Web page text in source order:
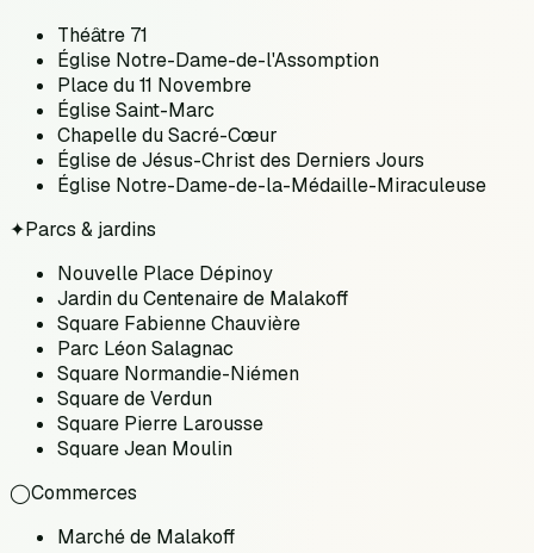
Théâtre 71
Église Notre-Dame-de-l'Assomption
Place du 11 Novembre
Église Saint-Marc
Chapelle du Sacré-Cœur
Église de Jésus-Christ des Derniers Jours
Église Notre-Dame-de-la-Médaille-Miraculeuse
✦Parcs & jardins
Nouvelle Place Dépinoy
Jardin du Centenaire de Malakoff
Square Fabienne Chauvière
Parc Léon Salagnac
Square Normandie-Niémen
Square de Verdun
Square Pierre Larousse
Square Jean Moulin
◯Commerces
Marché de Malakoff